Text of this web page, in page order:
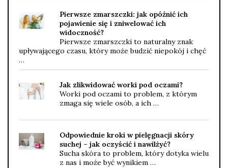
Pierwsze zmarszczki: jak opóźnić ich
pojawienie się i zniwelować ich
widoczność?
Pierwsze zmarszczki to naturalny znak
upływającego czasu, który może budzić niepokój i chęć
…
Jak zlikwidować worki pod oczami?
Worki pod oczami to problem, z którym
zmaga się wiele osób, a ich …
Odpowiednie kroki w pielęgnacji skóry
suchej – jak oczyścić i nawilżyć?
Sucha skóra to problem, który dotyka wielu
z nas i może być wynikiem …